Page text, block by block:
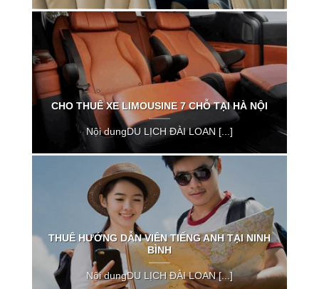
CHO THUÊ XE LIMOUSINE 7 CHỖ TẠI HÀ NỘI
Nội dungDU LỊCH ĐÀI LOAN [...]
THUÊ HƯỚNG DẪN VIÊN TIẾNG ANH TẠI NINH
BÌNH
Nội dungDU LỊCH ĐÀI LOAN [...]